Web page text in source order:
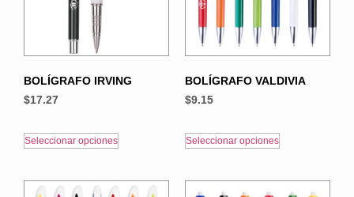
BOLÍGRAFO IRVING
$17.27
Seleccionar opciones
BOLÍGRAFO VALDIVIA
$9.15
Seleccionar opciones